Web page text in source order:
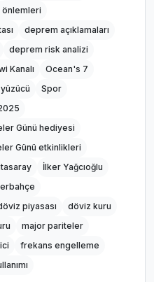
deprem açıklamaları
deprem risk analizi
Kanalı
Ocean's 7
Spor
Günü hediyesi
Günü etkinlikleri
İlker Yağcıoğlu
piyasası
döviz kuru
major pariteler
frekans engelleme